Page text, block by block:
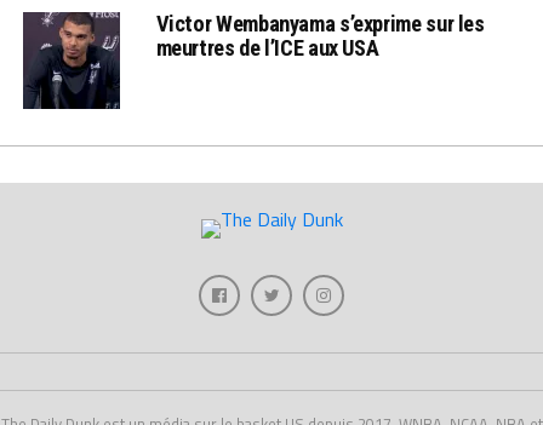
Victor Wembanyama s’exprime sur les
meurtres de l’ICE aux USA